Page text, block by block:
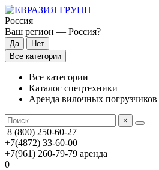
Россия
Ваш регион — Россия?
Все категории
Все категории
Каталог спецтехники
Аренда вилочных погрузчиков
×
8 (800) 250-60-27
+7(4872) 33-60-00
+7(961) 260-79-79 аренда
0